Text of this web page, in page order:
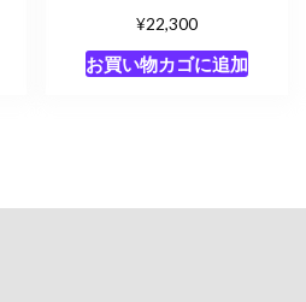
¥22,300
お買い物カゴに追加